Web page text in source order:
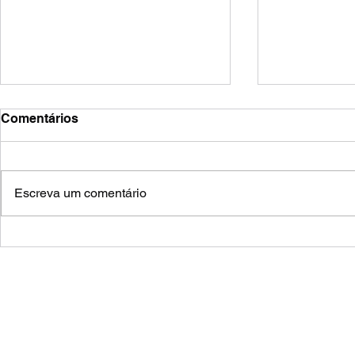
zoozve
frestas
Comentários
Escreva um comentário